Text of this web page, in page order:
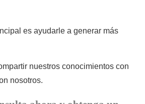
es ayudarle a generar más
nuestros conocimientos con
nosotros.